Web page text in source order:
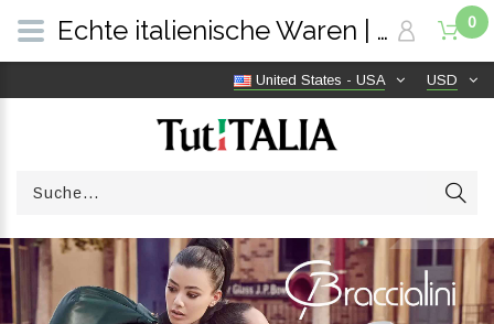
USD
United States - USA
0
Echte italienische Waren | Versandkostenfrei weltweit | TutITALIA